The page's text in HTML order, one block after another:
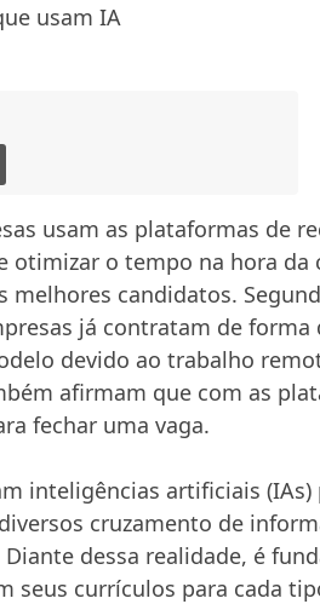
usam IA
usam as plataformas de
otimizar o tempo na hora da
melhores candidatos.
já contratam de forma
devido ao trabalho
afirmam que com as
fechar uma vaga.
inteligências artificiais
cruzamento de
dessa realidade, é
seus currículos para cada